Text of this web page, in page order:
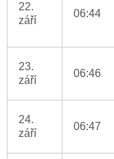
22.
září
06:44
23.
září
06:46
24.
září
06:47